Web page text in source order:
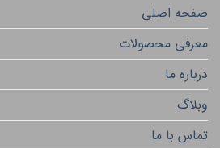
صفحه اصلی
معرفی محصولات
درباره ما
وبلاگ
تماس با ما